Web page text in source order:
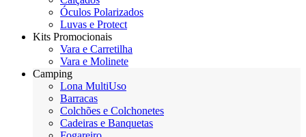
Óculos Polarizados
Luvas e Protect
Kits Promocionais
Vara e Carretilha
Vara e Molinete
Camping
Lona MultiUso
Barracas
Colchões e Colchonetes
Cadeiras e Banquetas